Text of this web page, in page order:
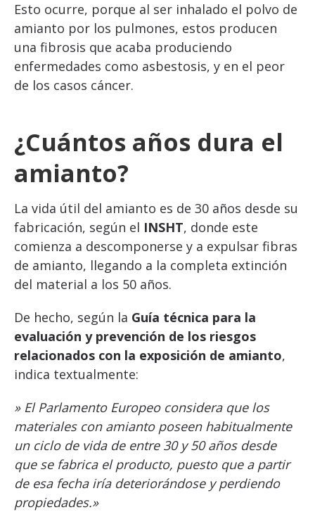
Esto ocurre, porque al ser inhalado el polvo de
amianto por los pulmones, estos producen
una fibrosis que acaba produciendo
enfermedades como asbestosis, y en el peor
de los casos cáncer.
¿Cuántos años dura el
amianto?
La vida útil del amianto es de 30 años desde su
fabricación, según el INSHT, donde este
comienza a descomponerse y a expulsar fibras
de amianto, llegando a la completa extinción
del material a los 50 años.
De hecho, según la Guía técnica para la
evaluación y prevención de los riesgos
relacionados con la exposición de amianto,
indica textualmente:
» El Parlamento Europeo considera que los
materiales con amianto poseen habitualmente
un ciclo de vida de entre 30 y 50 años desde
que se fabrica el producto, puesto que a partir
de esa fecha iría deteriorándose y perdiendo
propiedades.»